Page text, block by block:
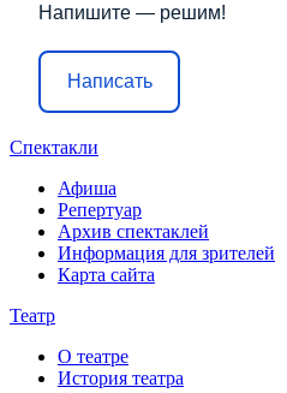
Напишите — решим!
Написать
Спектакли
Афиша
Репертуар
Архив спектаклей
Информация для зрителей
Карта сайта
Театр
О театре
История театра